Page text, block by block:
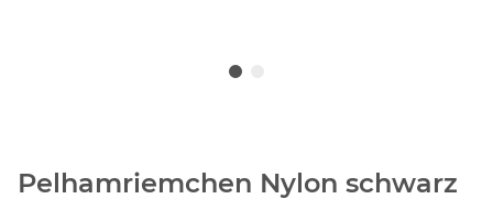
Pelhamriemchen Nylon schwarz